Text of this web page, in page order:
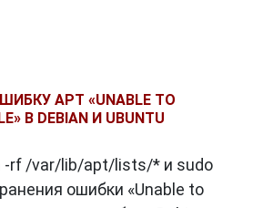
необходимости вручную
необходимые библиотеки
загружает пакеты
установки вредоносного
APT «UNABLE TO
В DEBIAN И UBUNTU
-rf /var/lib/apt/lists/* и sudo
ошибки «Unable to